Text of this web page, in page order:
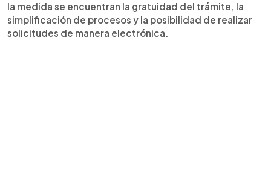
la medida se encuentran la gratuidad del trámite, la
simplificación de procesos y la posibilidad de realizar
solicitudes de manera electrónica.